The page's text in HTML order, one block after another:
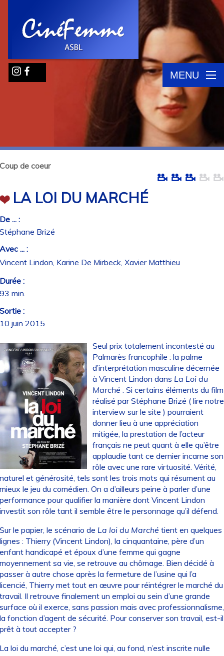
MENU
de coeur
LA LOI DU MARCHÉ
... :
Brizé
... :
Lindon, Karine De Mirbeck, Xavier Matthieu
:
min.
:
juin 2015
Seul prix totalement incontesté au
Palmarès francophile : la palme
d’interprétation masculine décernée
à Vincent Lindon dans La Loi du
Marché . Si certains éléments du film
réalisé par Stéphane Brizé (lire notre
interview sur le site ) pourraient
donner lieu à une appréciation
mitigée, la prestation de l’acteur
français ne peut quant à elle qu’être
applaudie tant ce dernier incarne son
rôle avec une rare virtuosité. Vérité,
et générosité, tels sont les trois mots qui résument au
le jeu du comédien. On a d’ailleurs peine à parler d’une
pour qualifier la manière dont Vincent Lindon
son rôle tant il semble être le personnage qu’il défend.
le papier, le scénario de La loi du Marché tient en quelques
: Thierry (Vincent Lindon), la cinquantaine, père d’un
handicapé et époux d’une femme qui gagne
sa vie, se retrouve au chômage. Bien décidé à
à autre chose après la fermeture de l’usine qui l’a
Thierry met tout en œuvre pour réintégrer le marché du
Il retrouve finalement un emploi au sein d’une grande
où il exerce, sans passion mais avec professionnalisme,
fonction d’agent de sécurité. Pour conserver son travail, est-il
à tout accepter ?
loi du marché, c’est une loi qui, au fond, n’est inscrite nulle